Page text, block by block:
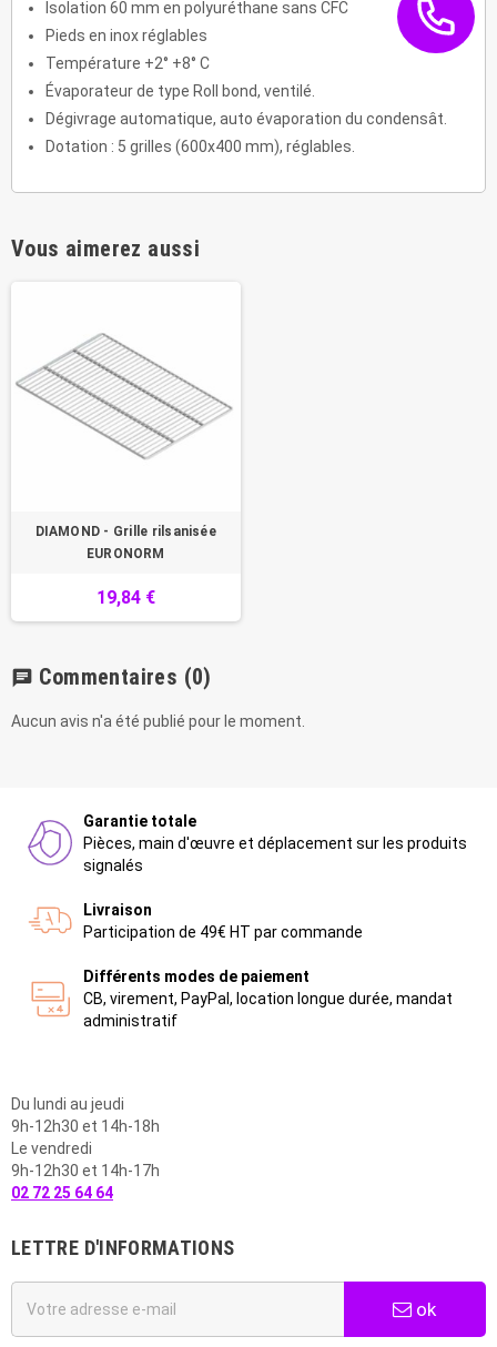
Isolation 60 mm en polyuréthane sans CFC
Pieds en inox réglables
Température +2° +8° C
Évaporateur de type Roll bond, ventilé.
Dégivrage automatique, auto évaporation du condensât.
Dotation : 5 grilles (600x400 mm), réglables.
Vous aimerez aussi
DIAMOND - Grille rilsanisée
EURONORM
19,84 €
chat Commentaires (0)
Aucun avis n'a été publié pour le moment.
Garantie totale
Pièces, main d'œuvre et déplacement sur les produits
signalés
Livraison
Participation de 49€ HT par commande
Différents modes de paiement
CB, virement, PayPal, location longue durée, mandat
administratif
Du lundi au jeudi
9h-12h30 et 14h-18h
Le vendredi
9h-12h30 et 14h-17h
02 72 25 64 64
LETTRE D'INFORMATIONS
ok